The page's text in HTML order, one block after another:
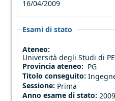
16/04/2009
Esami di stato
Ateneo:
Università degli Studi di
Provincia ateneo: PG
Titolo conseguito:
Sessione: Prima
Anno esame di stato: 2009